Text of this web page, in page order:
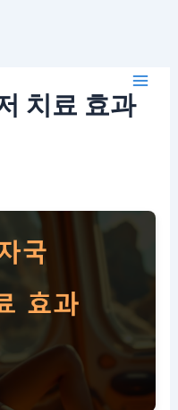
치료 효과